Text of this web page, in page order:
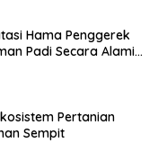
Hama Penggerek
Padi Secara Alami
Pertanian
Sempit